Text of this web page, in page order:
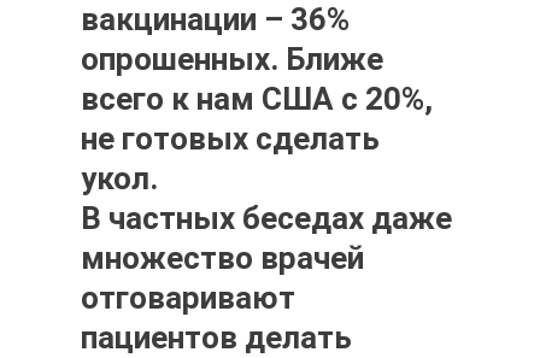
вакцинации – 36%
опрошенных. Ближе
всего к нам США с 20%,
не готовых сделать
укол.
В частных беседах даже
множество врачей
отговаривают
пациентов делать